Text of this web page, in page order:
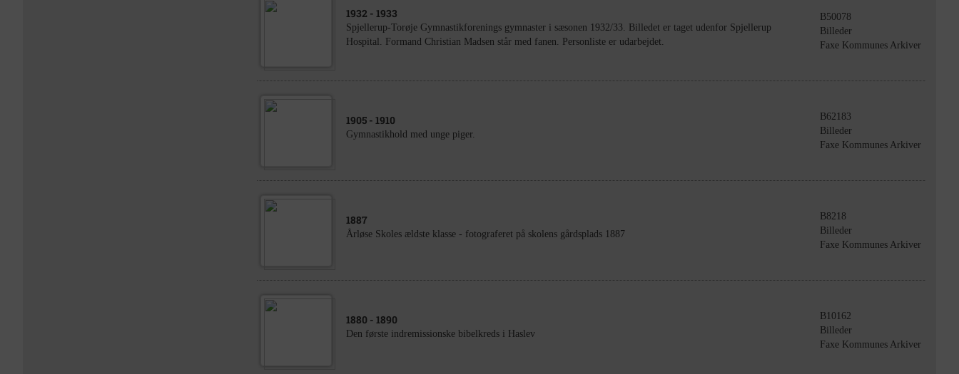
1932 - 1933
Spjellerup-Torøje Gymnastikforenings gymnaster i sæsonen 1932/33. Billedet er taget udenfor Spjellerup
Hospital. Formand Christian Madsen står med fanen. Personliste er udarbejdet.
B50078
Billeder
Faxe Kommunes Arkiver
1905 - 1910
Gymnastikhold med unge piger.
B62183
Billeder
Faxe Kommunes Arkiver
1887
Årløse Skoles ældste klasse - fotograferet på skolens gårdsplads 1887
B8218
Billeder
Faxe Kommunes Arkiver
1880 - 1890
Den første indremissionske bibelkreds i Haslev
B10162
Billeder
Faxe Kommunes Arkiver